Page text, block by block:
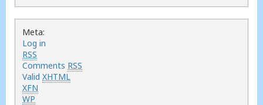
Meta:
Log in
RSS
Comments RSS
Valid XHTML
XFN
WP